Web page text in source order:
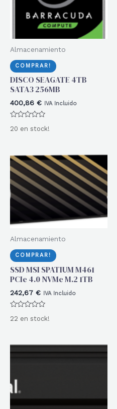
Almacenamiento
COMPRAR!
DISCO SEAGATE 4TB
SATA3 256MB
400,86 € IVA Incluido
con
20 en stock!
Almacenamiento
COMPRAR!
SSD MSI SPATIUM M461
PCIe 4.0 NVMe M.2 1TB
242,67 € IVA Incluido
con
22 en stock!